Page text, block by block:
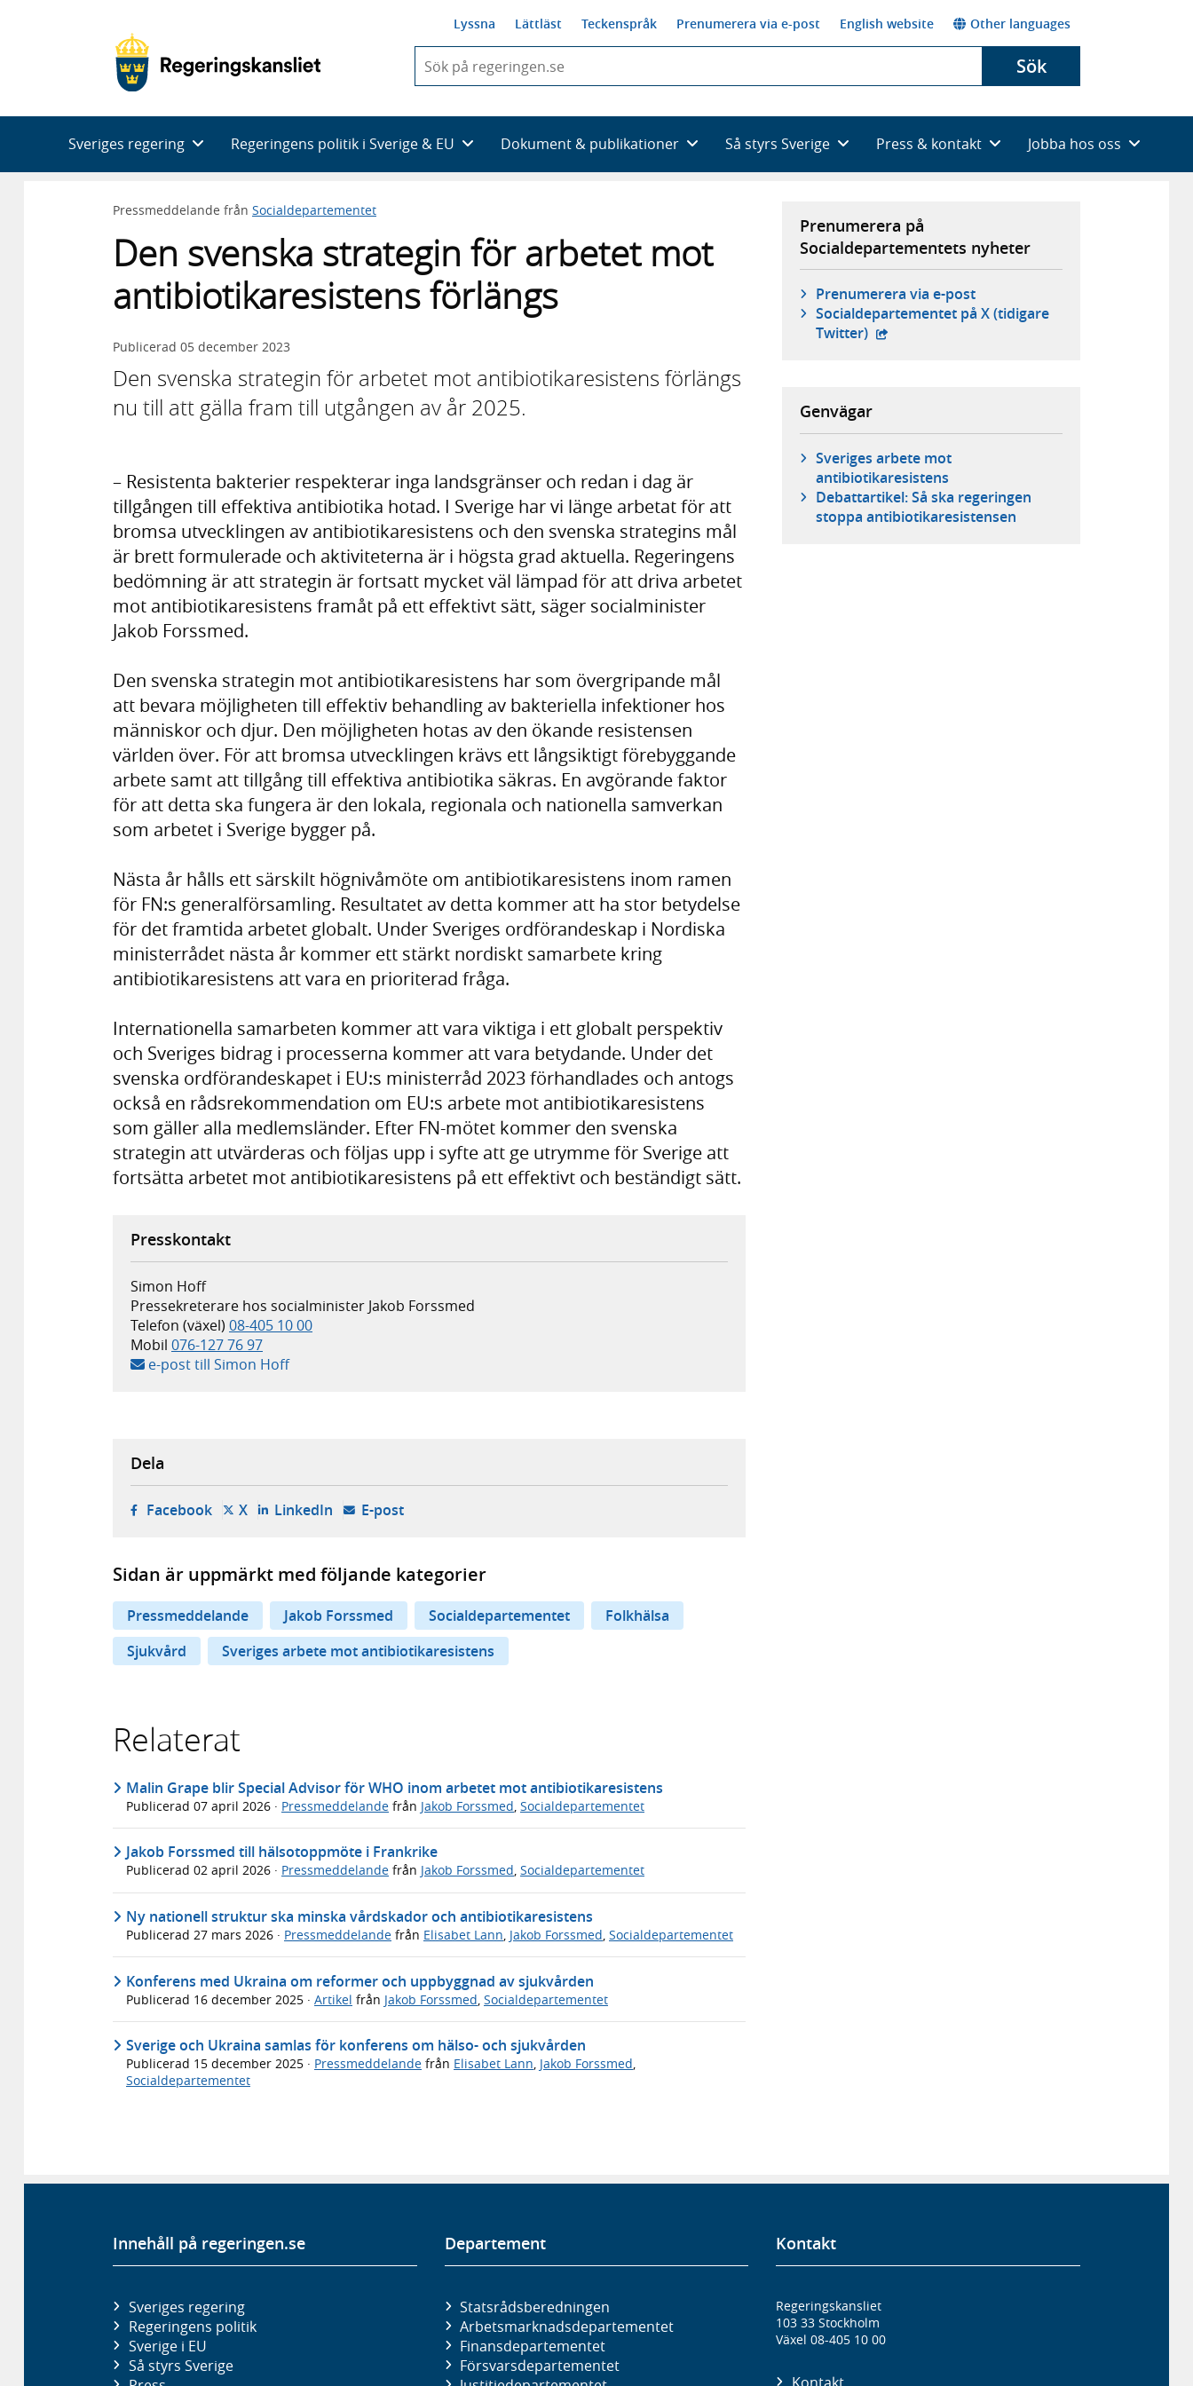
Lyssna Lättläst Teckenspråk Prenumerera via e-post English website Other languages
du
skriva
framträder
en
Sök
Sveriges regering Regeringens politik i Sverige & EU Dokument & publikationer Så styrs Sverige Press & kontakt Jobba hos oss
Pressmeddelande från Socialdepartementet
Den svenska strategin för arbetet mot
antibiotikaresistens förlängs
Publicerad 05 december 2023
Den svenska strategin för arbetet mot antibiotikaresistens förlängs
nu till att gälla fram till utgången av år 2025.
– Resistenta bakterier respekterar inga landsgränser och redan i dag är
tillgången till effektiva antibiotika hotad. I Sverige har vi länge arbetat för att
bromsa utvecklingen av antibiotikaresistens och den svenska strategins mål
är brett formulerade och aktiviteterna är i högsta grad aktuella. Regeringens
bedömning är att strategin är fortsatt mycket väl lämpad för att driva arbetet
mot antibiotikaresistens framåt på ett effektivt sätt, säger socialminister
Jakob Forssmed.
Den svenska strategin mot antibiotikaresistens har som övergripande mål
att bevara möjligheten till effektiv behandling av bakteriella infektioner hos
människor och djur. Den möjligheten hotas av den ökande resistensen
världen över. För att bromsa utvecklingen krävs ett långsiktigt förebyggande
arbete samt att tillgång till effektiva antibiotika säkras. En avgörande faktor
för att detta ska fungera är den lokala, regionala och nationella samverkan
som arbetet i Sverige bygger på.
Nästa år hålls ett särskilt högnivåmöte om antibiotikaresistens inom ramen
för FN:s generalförsamling. Resultatet av detta kommer att ha stor betydelse
för det framtida arbetet globalt. Under Sveriges ordförandeskap i Nordiska
ministerrådet nästa år kommer ett stärkt nordiskt samarbete kring
antibiotikaresistens att vara en prioriterad fråga.
Internationella samarbeten kommer att vara viktiga i ett globalt perspektiv
och Sveriges bidrag i processerna kommer att vara betydande. Under det
svenska ordförandeskapet i EU:s ministerråd 2023 förhandlades och antogs
också en rådsrekommendation om EU:s arbete mot antibiotikaresistens
som gäller alla medlemsländer. Efter FN-mötet kommer den svenska
strategin att utvärderas och följas upp i syfte att ge utrymme för Sverige att
fortsätta arbetet mot antibiotikaresistens på ett effektivt och beständigt sätt.
Presskontakt
Simon Hoff
Pressekreterare hos socialminister Jakob Forssmed
Telefon (växel) 08-405 10 00
Mobil 076-127 76 97
e-post till Simon Hoff
Prenumerera på
Socialdepartementets nyheter
Prenumerera via e-post
Social­departementet på X (tidigare
Twitter) - extern webbplats,
Genvägar
Sveriges arbete mot
antibiotikaresistens
Debattartikel: Så ska regeringen
stoppa antibiotikaresistensen
Dela
Facebook- öppnas i ny flik, extern webbplats,
X- öppnas i ny flik, extern webbplats,
LinkedIn- öppnas i ny flik, extern webbplats,
E-post- öppnar din e-postklient,
Sidan är uppmärkt med följande kategorier
Pressmeddelande Jakob Forssmed Socialdepartementet
Folkhälsa
Sjukvård
Sveriges arbete mot antibiotikaresistens
Relaterat
Malin Grape blir Special Advisor för WHO inom arbetet mot antibiotikaresistens
Publicerad 07 april 2026 · Pressmeddelande från Jakob Forssmed Socialdepartementet
Jakob Forssmed till hälsotoppmöte i Frankrike
Publicerad 02 april 2026 · Pressmeddelande från Jakob Forssmed, Socialdepartementet
Ny nationell struktur ska minska vårdskador och antibiotikaresistens
Publicerad 27 mars 2026 · Pressmeddelande från Elisabet Lann, Jakob Forssmed, Socialdepartementet
Konferens med Ukraina om reformer och uppbyggnad av sjukvården
Publicerad 16 december 2025 · Artikel från Jakob Forssmed Socialdepartementet
Sverige och Ukraina samlas för konferens om hälso- och sjukvården
Publicerad 15 december 2025 · Pressmeddelande från Elisabet Lann, Jakob Forssmed,
Socialdepartementet
Innehåll på regeringen.se
Sveriges regering
Regeringens politik
Sverige i EU
Så styrs Sverige
Departement
Statsrådsberedningen
Arbetsmarknads­departementet
Finans­departementet
Försvars­departementet
Kontakt
Regeringskansliet
103 33 Stockholm
Växel 08-405 10 00